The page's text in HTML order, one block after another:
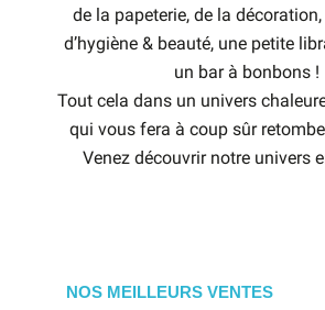
de la papeterie, de la
d’hygiène & beauté, une petite
un bar à bonbons !
Tout cela dans un univers
qui vous fera à coup sûr
Venez découvrir notre univers
NOS MEILLEURS VENTES